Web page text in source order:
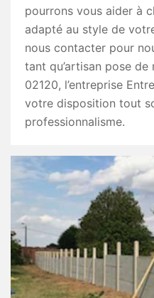
pourrons vous aider à
adapté au style de
nous contacter pour
tant qu’artisan pose de
02120, l’entreprise
votre disposition tout
professionnalisme.